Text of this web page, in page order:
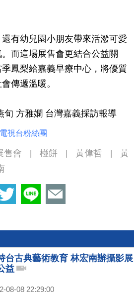
有幼兒園小朋友帶來活潑可愛
而這場展售會更結合公益關
鳳梨給嘉義早療中心，將優質
傳遞溫暖。
旬 方雅嫻 台灣嘉義採訪報導
視台粉絲團
售會 椪餅 黃偉哲
黃
台古典藝術教育 林宏南辦攝影展
益
08-08 22:29:00